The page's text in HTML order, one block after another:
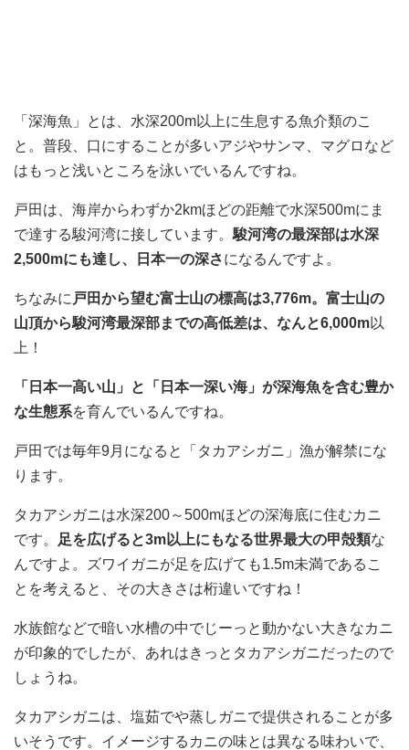
「深海魚」とは、水深200m以上に生息する魚介類のこ
と。普段、口にすることが多いアジやサンマ、マグロなど
はもっと浅いところを泳いでいるんですね。
戸田は、海岸からわずか2kmほどの距離で水深500mにま
で達する駿河湾に接しています。 駿河湾の最深部は水深
2,500mにも達し、日本一の深さになるんですよ。
ちなみに 戸田から望む富士山の標高は3,776m。富士山の
山頂から駿河湾最深部までの高低差は、なんと6,000m以
上！
「日本一高い山」と「日本一深い海」が深海魚を含む豊か
な生態系を育んでいるんですね。
戸田では毎年9月になると「タカアシガニ」漁が解禁にな
ります。
タカアシガニは水深200～500mほどの深海底に住むカニ
です。
足を広げると3m以上にもなる世界最大の甲殻類な
んですよ。ズワイガニが足を広げても1.5m未満であるこ
とを考えると、その大きさは桁違いですね！
水族館などで暗い水槽の中でじーっと動かない大きなカニ
が印象的でしたが、あれはきっとタカアシガニだったので
しょうね。
タカアシガニは、塩茹でや蒸しガニで提供されることが多
いそうです。イメージするカニの味とは異なる味わいで、